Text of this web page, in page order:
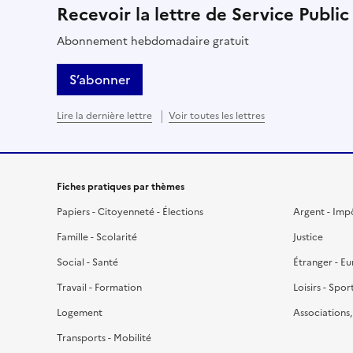
Recevoir la lettre de Service Public
Abonnement hebdomadaire gratuit
S’abonner
Lire la dernière lettre Voir toutes les lettres
Fiches pratiques par thèmes
Papiers - Citoyenneté - Élections
Famille - Scolarité
Social - Santé
Travail - Formation
Logement
Transports - Mobilité
Argent -
Justice
Étranger -
Loisirs -